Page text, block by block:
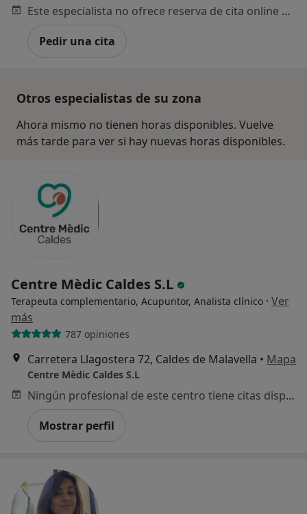
Este especialista no ofrece reserva de cita online en esta dirección.
Pedir una cita
Otros especialistas de su zona
Ahora mismo no tienen horas disponibles. Vuelve
más tarde para ver si hay nuevas horas disponibles.
Centre Mèdic Caldes S.L
Terapeuta complementario, Acupuntor, Analista clínico · Ver
más
787 opiniones
Carretera Llagostera 72, Caldes de Malavella • Mapa
Centre Mèdic Caldes S.L
Ningún profesional de este centro tiene citas disponibles
Mostrar perfil